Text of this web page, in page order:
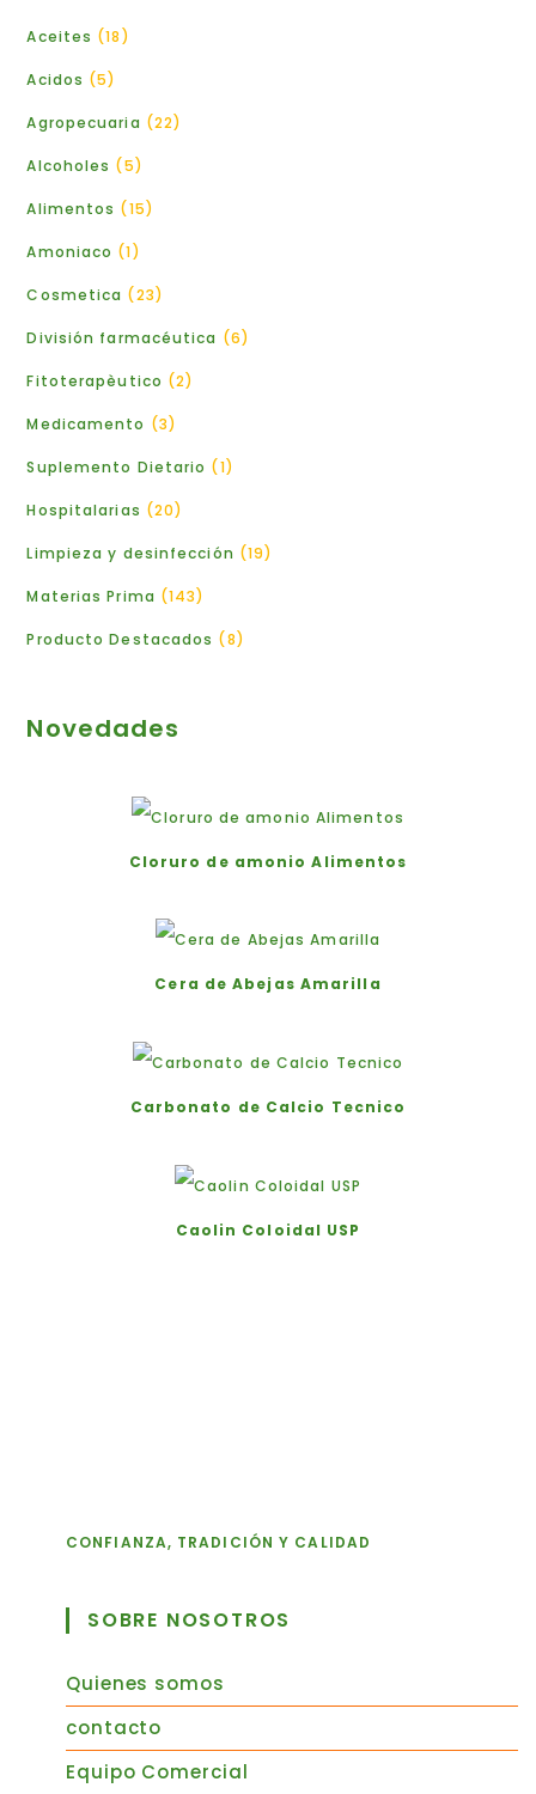
Aceites 18
Acidos 5
Agropecuaria 22
Alcoholes 5
Alimentos 15
Amoniaco 1
Cosmetica 23
División farmacéutica 6
Fitoterapèutico 2
Medicamento 3
Suplemento Dietario 1
Hospitalarias 20
Limpieza y desinfección 19
Materias Prima 143
Producto Destacados 8
Novedades
Cloruro de amonio Alimentos
Cera de Abejas Amarilla
Carbonato de Calcio Tecnico
Caolin Coloidal USP
CONFIANZA, TRADICIÓN Y CALIDAD
SOBRE NOSOTROS
Quienes somos
contacto
Equipo Comercial